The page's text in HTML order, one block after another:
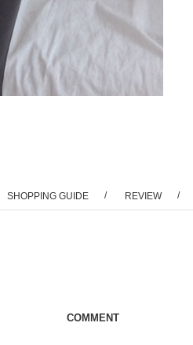
SHOPPING GUIDE / REVIEW /
COMMENT